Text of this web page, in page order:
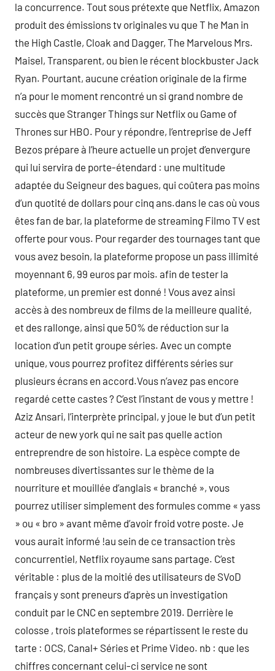
la concurrence. Tout sous prétexte que Netflix, Amazon
produit des émissions tv originales vu que T he Man in
the High Castle, Cloak and Dagger, The Marvelous Mrs.
Maisel, Transparent, ou bien le récent blockbuster Jack
Ryan. Pourtant, aucune création originale de la firme
n’a pour le moment rencontré un si grand nombre de
succès que Stranger Things sur Netflix ou Game of
Thrones sur HBO. Pour y répondre, l’entreprise de Jeff
Bezos prépare à l’heure actuelle un projet d’envergure
qui lui servira de porte-étendard : une multitude
adaptée du Seigneur des bagues, qui coûtera pas moins
d’un quotité de dollars pour cinq ans.dans le cas où vous
êtes fan de bar, la plateforme de streaming Filmo TV est
offerte pour vous. Pour regarder des tournages tant que
vous avez besoin, la plateforme propose un pass illimité
moyennant 6, 99 euros par mois. afin de tester la
plateforme, un premier est donné ! Vous avez ainsi
accès à des nombreux de films de la meilleure qualité,
et des rallonge, ainsi que 50% de réduction sur la
location d’un petit groupe séries. Avec un compte
unique, vous pourrez profitez différents séries sur
plusieurs écrans en accord.Vous n’avez pas encore
regardé cette castes ? C’est l’instant de vous y mettre !
Aziz Ansari, l’interprète principal, y joue le but d’un petit
acteur de new york qui ne sait pas quelle action
entreprendre de son histoire. La espèce compte de
nombreuses divertissantes sur le thème de la
nourriture et mouillée d’anglais « branché », vous
pourrez utiliser simplement des formules comme « yass
» ou « bro » avant même d’avoir froid votre poste. Je
vous aurait informé !au sein de ce transaction très
concurrentiel, Netflix royaume sans partage. C’est
véritable : plus de la moitié des utilisateurs de SVoD
français y sont preneurs d’après un investigation
conduit par le CNC en septembre 2019. Derrière le
colosse , trois plateformes se répartissent le reste du
tarte : OCS, Canal+ Séries et Prime Video. nb : que les
chiffres concernant celui-ci service ne sont